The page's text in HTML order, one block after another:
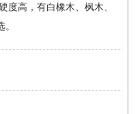
度高，有白橡木、枫木、